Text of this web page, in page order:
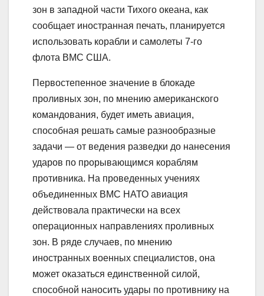
зон в западной части Тихого океана, как
сообщает иностранная печать, планируется
использовать корабли и самолеты 7-го
флота ВМС США.
Первостепенное значение в блокаде
проливных зон, по мнению американского
командования, будет иметь авиация,
способная решать самые разнообразные
задачи — от ведения разведки до нанесения
ударов по прорывающимся кораблям
противника. На проведенных учениях
объединенных ВМС НАТО авиация
действовала практически на всех
операционных направлениях проливных
зон. В ряде случаев, по мнению
иностранных военных специалистов, она
может оказаться единственной силой,
способной наносить удары по противнику на